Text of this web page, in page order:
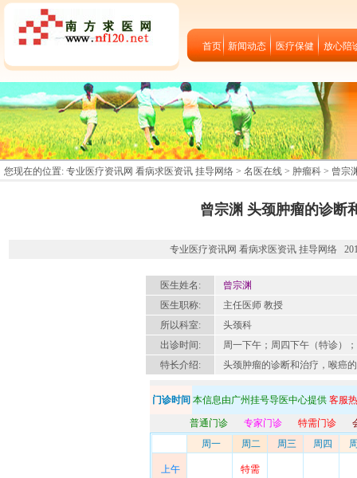
首页 新闻动态 医疗保健 放心陪
您现在的位置: 专业医疗资讯网 看病求医资讯 挂导网络 > 名医在线 > 肿瘤科 > 曾宗
曾宗渊 头颈肿瘤的诊断
专业医疗资讯网 看病求医资讯 挂导网络
医生姓名:
曾宗渊
医生职称:
主任医师 教授
所以科室:
头颈科
出诊时间:
周一下午；周四下午（特诊）
特长介绍:
头颈肿瘤的诊断和治疗，喉癌
门诊时间 本信息由广州挂号导医中心提供 客服
普通门诊 专家门诊 特需门诊
周一
周二 周三 周四
上午 特需